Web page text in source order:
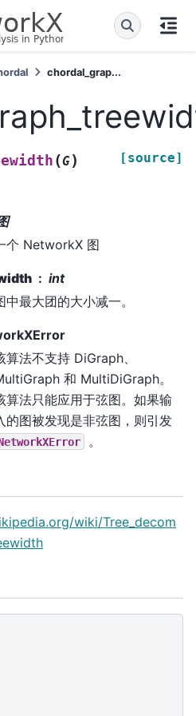
chordal_grap...
(G) [source]
个 NetworkX 图
int
中最大团的大小减一。
算法不支持 DiGraph、
和 MultiDiGraph。
算法只能应用于弦图。如果输
的图被发现是非弦图，则引发
。
wiki/Tree_decom